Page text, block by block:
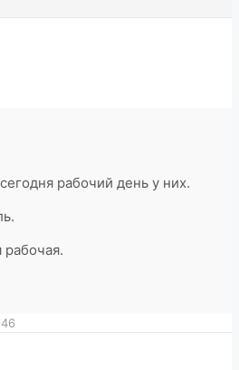
рабочий день у них.
рабочая.